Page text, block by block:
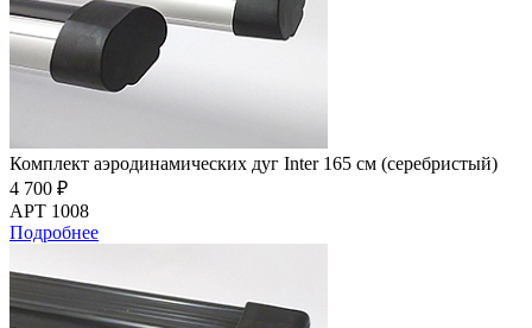
Комплект аэродинамических дуг Inter 165 см (серебристый)
4 700 ₽
АРТ 1008
Подробнее